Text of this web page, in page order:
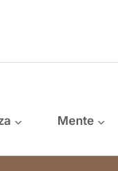
Mente